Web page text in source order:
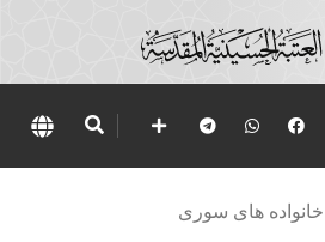
خانواده های سوری